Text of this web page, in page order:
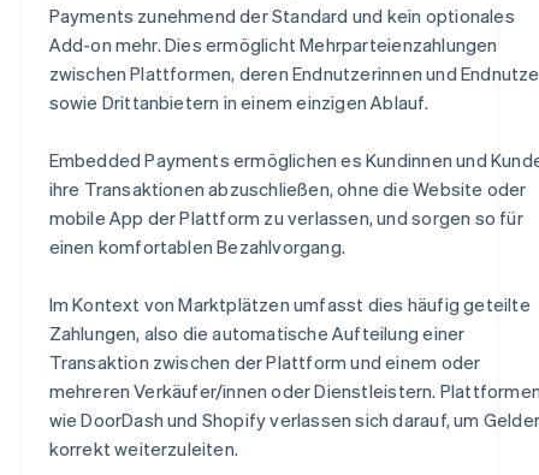
Payments zunehmend der Standard und kein optionales
Add-on mehr. Dies ermöglicht Mehrparteienzahlungen
zwischen Plattformen, deren Endnutzerinnen und
sowie Drittanbietern in einem einzigen Ablauf.
Embedded Payments ermöglichen es Kundinnen und
ihre Transaktionen abzuschließen, ohne die Website oder
mobile App der Plattform zu verlassen, und sorgen so für
einen komfortablen Bezahlvorgang.
Im Kontext von Marktplätzen umfasst dies häufig geteilte
Zahlungen, also die automatische Aufteilung einer
Transaktion zwischen der Plattform und einem oder
mehreren Verkäufer/innen oder Dienstleistern.
wie DoorDash und Shopify verlassen sich darauf, um Gelder
korrekt weiterzuleiten.